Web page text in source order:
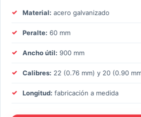
Material: acero galvanizado
Peralte: 60 mm
Ancho útil: 900 mm
Calibres: 22 (0.76 mm) y 20 (0.90
Longitud: fabricación a medida